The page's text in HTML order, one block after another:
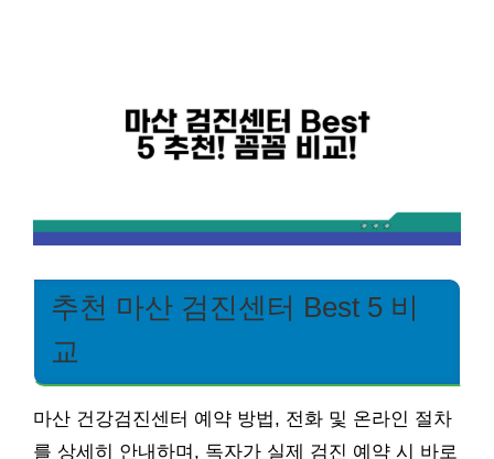
추천 마산 검진센터 Best 5 비
교
마산 건강검진센터 예약 방법, 전화 및 온라인 절차
를 상세히 안내하며, 독자가 실제 검진 예약 시 바로